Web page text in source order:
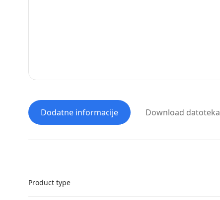
Dodatne informacije Download datoteka
Product type